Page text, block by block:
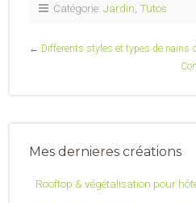
envahissants
Catégorie: Jardin Tutos
← Differents styles et types de nains
Mes dernieres créations
Rooftop & végétalisation pour